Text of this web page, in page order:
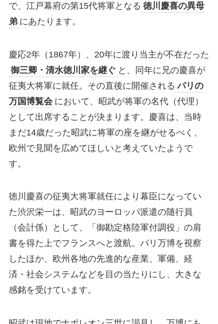
で、江戸幕府の第15代将軍となる 徳川慶喜の異母
弟 にあたります。
慶応2年（1867年）、20年に渡り当主が不在だった
御三卿・清水徳川家を継ぐ と、同年に兄の慶喜が
征夷大将軍に就任。その直後に開催される パリの
万国博覧会 において、昭武が将軍の名代（代理）
として出席することが決まります。慶喜は、当時
まだ14歳だった昭武に将軍の座を継がせるべく、
欧州で見聞を広めてほしいと考えていたようで
す。
徳川慶喜の征夷大将軍就任により幕臣になってい
た渋沢栄一は、昭武のヨーロッパ派遣の随行員
（会計係）として、「御勘定格陸軍付調役」の肩
書を得た上でフランスへと渡航。パリ万博を視察
したほか、欧州各地の先進的な産業、軍備、経
済・社会システムなどを目の当たりにし、大きな
感銘を受けています。